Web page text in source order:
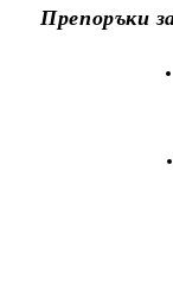
Препоръки